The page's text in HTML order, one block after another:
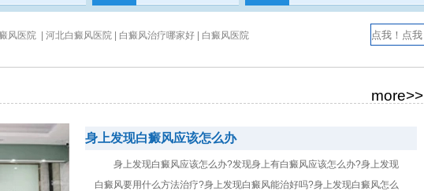
风医院 | 河北白癜风医院 | 白癜风治疗哪家好 | 白癜风医院
more>>
身上发现白癜风应该怎么办
身上发现白癜风应该怎么办?发现身上有白癜风应该怎么办?身上发现
白癜风要用什么方法治疗?身上发现白癜风能治好吗?身上发现白癜风怎么